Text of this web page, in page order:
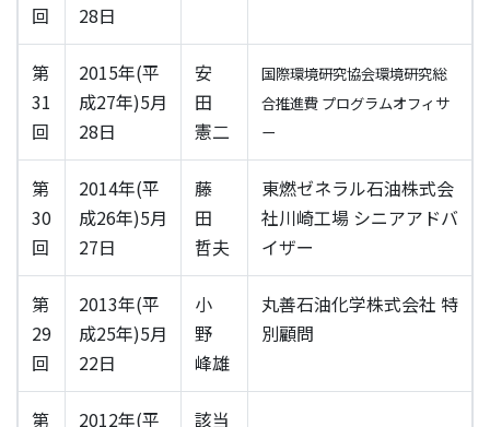
回
28日
第
31
回
2015年(平
成27年)5月
28日
安
田
憲二
国際環境研究協会環境研究総
合推進費 プログラムオフィサ
ー
第
30
回
2014年(平
成26年)5月
27日
藤
田
哲夫
東燃ゼネラル石油株式会
社川崎工場 シニアアドバ
イザー
第
29
回
2013年(平
成25年)5月
22日
小
野
峰雄
丸善石油化学株式会社 特
別顧問
第 2012年(平 該当